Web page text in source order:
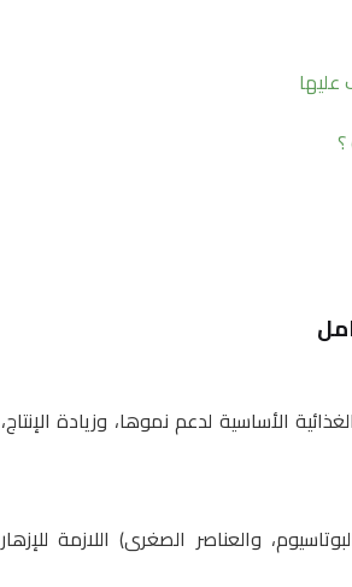
الأساسية لدعم نموها، وزيادة الإنتاج،
والعناصر الصغرى) اللازمة للإزهار